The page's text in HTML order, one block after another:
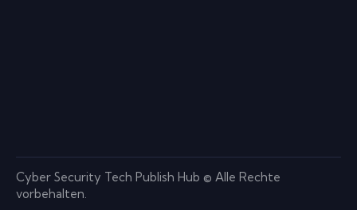
Cyber ​​Security Tech Publish Hub © Alle Rechte
vorbehalten.